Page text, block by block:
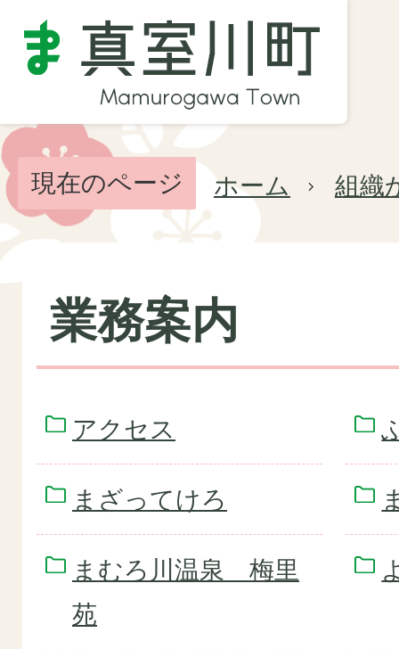
現在のページ ホーム 組織
業務案内
アクセス
まざってけろ
まむろ川温泉 梅里
苑